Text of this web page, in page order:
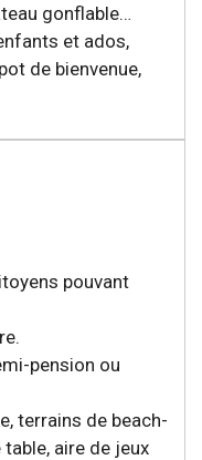
gonflable…
et ados,
de bienvenue,
pouvant
pension ou
terrains de beach-
aire de jeux